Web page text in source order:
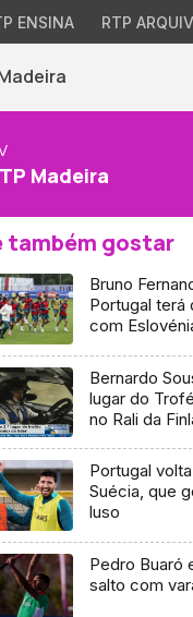
ENSINA RTP
Madeira
também gostar
Bruno
Portugal terá
com
Bernardo
lugar do
no Rali da
Portugal
Suécia, que
luso
Pedro Buaró
salto com